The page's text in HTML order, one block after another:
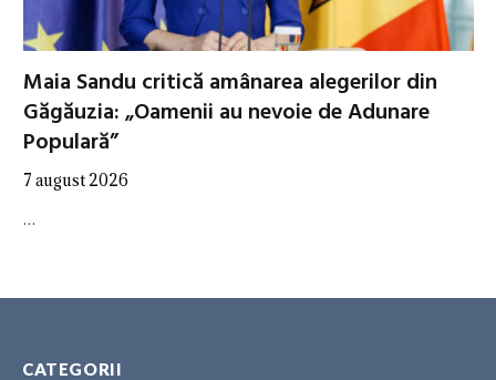
Maia Sandu critică amânarea alegerilor din
Găgăuzia: „Oamenii au nevoie de Adunare
Populară”
7 august 2026
…
CATEGORII